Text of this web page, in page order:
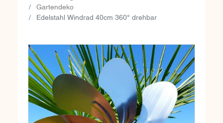
Gartendeko
Edelstahl Windrad 40cm 360° drehbar